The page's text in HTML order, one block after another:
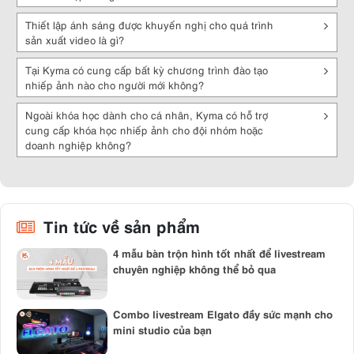
Bộ truyền livestream
Để camera có thể truyền trực tiếp trên các nền tảng khác nhau bạn
cần phải có bộ truyền livestream. Thiết bị này sẽ giúp kết nối camera
với laptop thông qua cổng HDMI. Bạn có thể điều khiển, kiểm soát
thiết bị này bằng bảng điều khiển trực tuyến trên di động.
Đèn livestream
Cũng giống như âm thanh, ánh sáng là một trong những yếu tố quan
trọng tạo nên sự sinh động cho buổi livestream. Vì vậy, bạn nên có
Nhìn chung, để đảm bảo chất lượng buổi livestream diễn ra tốt nhất,
không gặp lỗi kỹ thuật và đem đến cho người xem những trải nghiệm
về hình ảnh, âm thanh tốt nhất thì không thể thiếu sự hỗ trợ đắc lực
của những thiết bị livestream. Tại website Kyma.vn bạn có thể tìm
thấy các sản phẩm thiết bị livestream của các thương hiệu nổi tiếng
Blackmagic ,Elgato Avermedia, Unisheen ....với mức giá cực tốt.
Thiết lập ánh sáng được khuyến nghị cho quá trình
sản xuất video là gì?
Tại Kyma có cung cấp bất kỳ chương trình đào tạo
nhiếp ảnh nào cho người mới không?
Ngoài khóa học dành cho cá nhân, Kyma có hỗ trợ
cung cấp khóa học nhiếp ảnh cho đội nhóm hoặc
doanh nghiệp không?
Tin tức về sản phẩm
4 mẫu bàn trộn hình tốt nhất để livestream
chuyên nghiệp không thể bỏ qua
Combo livestream Elgato đầy sức mạnh cho
mini studio của bạn